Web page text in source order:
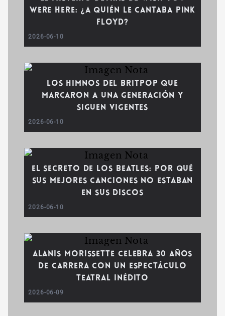
Were Here: ¿A quién le cantaba Pink
Floyd?
2026-06-10
Los himnos del Britpop que
marcaron a una generación y
siguen vigentes
2026-06-10
El secreto de los Beatles: Por qué
sus mejores canciones no estaban
en sus discos
2026-06-10
Alanis Morissette celebra 30 años
de carrera con un espectáculo
teatral inédito
2026-06-09